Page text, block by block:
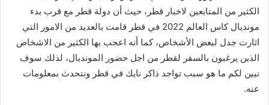
الكثير من المتابعين لاخبار قطر، حيث أن دولة قطر مع قرب بدء
مونديال كاس العالم 2022 في قطر قامت بالعديد من الامور التي
اثارت جدل لبعض الأشخاص، كما أنه اعجب بها الكثير من الاشخاص
الذين يرغبون بالسفر لقطر من اجل حضور المونديال، لذلك سوف
نبين لكم ما هو سبب تواجد ذاكر نايك في قطر ونتحدث بمعلومات
عنه.